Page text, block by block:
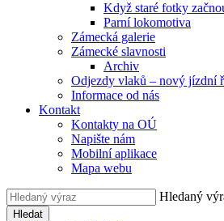
Když staré fotky
Parní lokomotiva
Zámecká galerie
Zámecké slavnosti
Archiv
Odjezdy vlaků – nový jízdní
Informace od nás
Kontakt
Kontakty na OÚ
Napište nám
Mobilní aplikace
Mapa webu
Hledaný
Hledat